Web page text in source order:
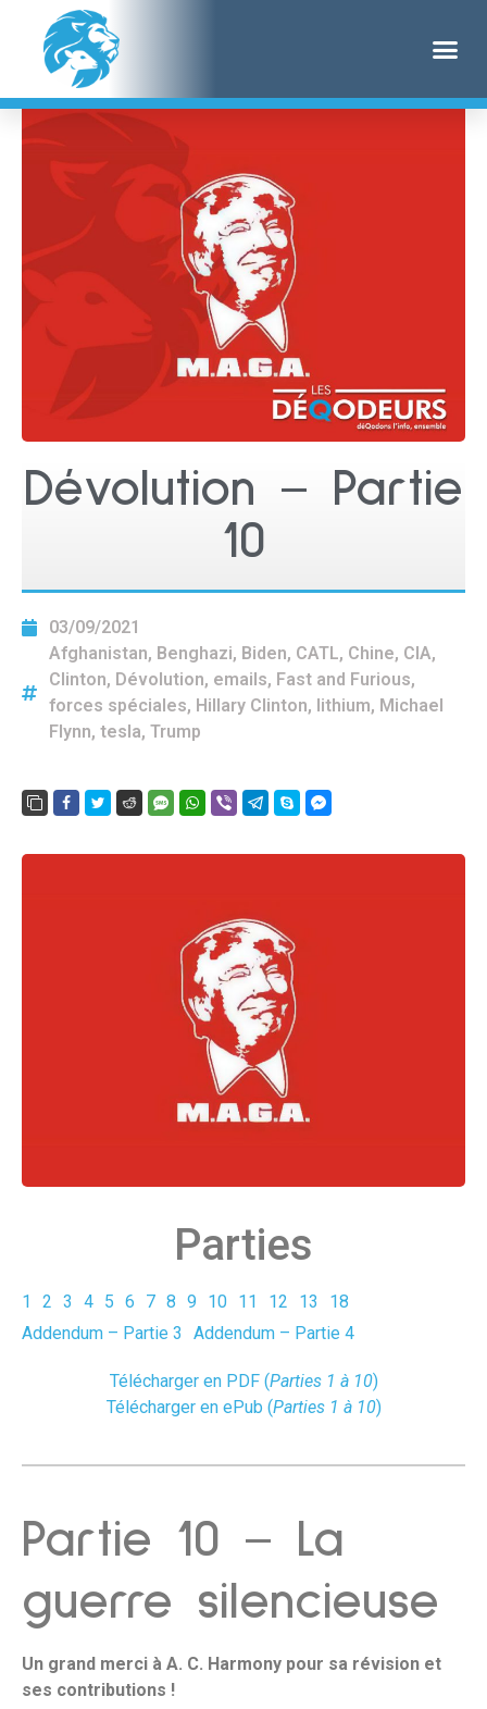
Dévolution – Partie
10
03/09/2021
Afghanistan, Benghazi, Biden, CATL, Chine, CIA,
Clinton, Dévolution, emails, Fast and Furious,
forces spéciales, Hillary Clinton, lithium, Michael
Flynn, tesla, Trump
Parties
1 2 3 4 5 6 7 8 9 10 11 12 13
18
Addendum – Partie 3
Addendum – Partie 4
Télécharger en PDF (Parties 1 à 10)
Télécharger en ePub (Parties 1 à 10)
Partie 10 – La
guerre silencieuse
Un grand merci à A. C. Harmony pour sa révision et
ses contributions !